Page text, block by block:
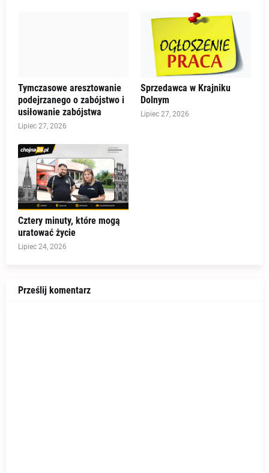
Tymczasowe aresztowanie
podejrzanego o zabójstwo i
usiłowanie zabójstwa
Lipiec 27, 2026
Sprzedawca w Krajniku
Dolnym
Lipiec 27, 2026
Cztery minuty, które mogą
uratować życie
Lipiec 24, 2026
Prześlij komentarz